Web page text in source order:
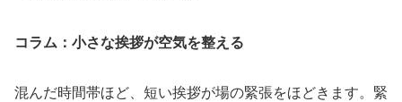
コラム：小さな挨拶が空気を整える
混んだ時間帯ほど、短い挨拶が場の緊張をほどきます。緊